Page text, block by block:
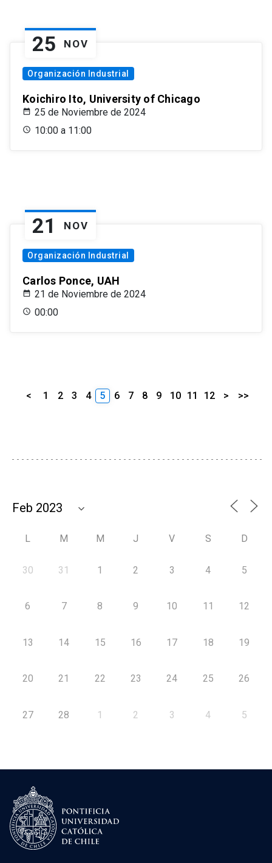
25 NOV
Organización Industrial
Koichiro Ito, University of Chicago
25 de Noviembre de 2024
10:00 a 11:00
21 NOV
Organización Industrial
Carlos Ponce, UAH
21 de Noviembre de 2024
00:00
< 1 2 3 4 5 6 7 8 9 10 11 12 > >>
L M M J V S D
30 31 1 2 3 4 5
6 7 8 9 10 11 12
13 14 15 16 17 18 19
20 21 22 23 24 25 26
27 28 1 2 3 4 5